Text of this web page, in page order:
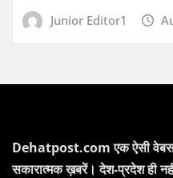
Junior Editor1
Dehatpost.com एक ऐसी
सकारात्मक ख़बरें। देश-प्रदेश ही